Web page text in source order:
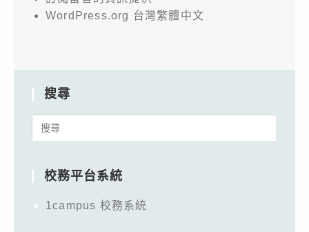
WordPress.org 台灣繁體中文
搜尋
Search
校務平台系統
1campus 校務系統